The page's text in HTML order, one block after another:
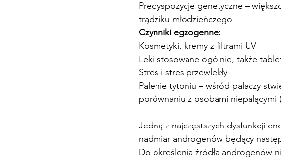
Predyspozycje genetyczne –
trądziku młodzieńczego
Czynniki egzogenne:
Kosmetyki, kremy z filtrami UV
Leki stosowane ogólnie, także
Stres i stres przewlekły
Palenie tytoniu – wśród palaczy
porównaniu z osobami niepalącymi
Jedną z najczęstszych dysfunkcji
nadmiar androgenów będący
Do określenia źródła androgenów